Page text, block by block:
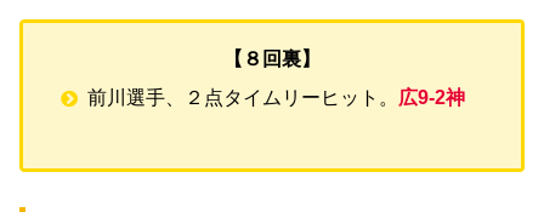
【８回裏】
前川選手、２点タイムリーヒット。 広9-2神